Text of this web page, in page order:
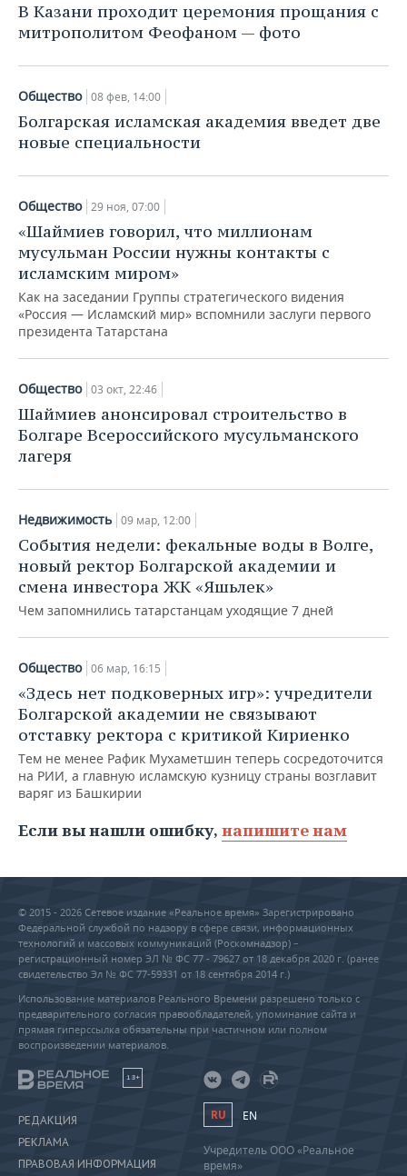
В Казани проходит церемония прощания с
митрополитом Феофаном — фото
Общество 08 фев, 14:00
Болгарская исламская академия введет две
новые специальности
Общество 29 ноя, 07:00
«Шаймиев говорил, что миллионам
мусульман России нужны контакты с
исламским миром»
Как на заседании Группы стратегического видения
«Россия — Исламский мир» вспомнили заслуги первого
президента Татарстана
Общество 03 окт, 22:46
Шаймиев анонсировал строительство в
Болгаре Всероссийского мусульманского
лагеря
Недвижимость 09 мар, 12:00
События недели: фекальные воды в Волге,
новый ректор Болгарской академии и
смена инвестора ЖК «Яшьлек»
Чем запомнились татарстанцам уходящие 7 дней
Общество 06 мар, 16:15
«Здесь нет подковерных игр»: учредители
Болгарской академии не связывают
отставку ректора с критикой Кириенко
Тем не менее Рафик Мухаметшин теперь сосредоточится
на РИИ, а главную исламскую кузницу страны возглавит
варяг из Башкирии
Если вы нашли ошибку, напишите нам
© 2015 - 2026 Сетевое издание «Реальное время» Зарегистрировано
Федеральной службой по надзору в сфере связи, информационных
технологий и массовых коммуникаций (Роскомнадзор) –
регистрационный номер ЭЛ № ФС 77 - 79627 от 18 декабря 2020 г. (ранее
свидетельство Эл № ФС 77-59331 от 18 сентября 2014 г.)
Использование материалов Реального Времени разрешено только с
предварительного согласия правообладателей, упоминание сайта и
прямая гиперссылка обязательны при частичном или полном
воспроизведении материалов.
18+
РЕДАКЦИЯ
РЕКЛАМА
ПРАВОВАЯ ИНФОРМАЦИЯ
RU EN
Учредитель ООО «Реальное
время»